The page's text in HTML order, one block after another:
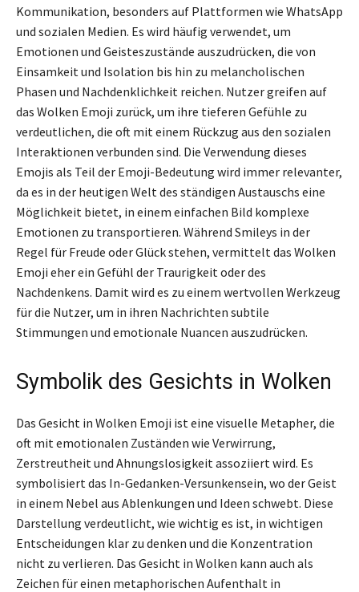
Kommunikation, besonders auf Plattformen wie WhatsApp
und sozialen Medien. Es wird häufig verwendet, um
Emotionen und Geisteszustände auszudrücken, die von
Einsamkeit und Isolation bis hin zu melancholischen
Phasen und Nachdenklichkeit reichen. Nutzer greifen auf
das Wolken Emoji zurück, um ihre tieferen Gefühle zu
verdeutlichen, die oft mit einem Rückzug aus den sozialen
Interaktionen verbunden sind. Die Verwendung dieses
Emojis als Teil der Emoji-Bedeutung wird immer relevanter,
da es in der heutigen Welt des ständigen Austauschs eine
Möglichkeit bietet, in einem einfachen Bild komplexe
Emotionen zu transportieren. Während Smileys in der
Regel für Freude oder Glück stehen, vermittelt das Wolken
Emoji eher ein Gefühl der Traurigkeit oder des
Nachdenkens. Damit wird es zu einem wertvollen Werkzeug
für die Nutzer, um in ihren Nachrichten subtile
Stimmungen und emotionale Nuancen auszudrücken.
Symbolik des Gesichts in Wolken
Das Gesicht in Wolken Emoji ist eine visuelle Metapher, die
oft mit emotionalen Zuständen wie Verwirrung,
Zerstreutheit und Ahnungslosigkeit assoziiert wird. Es
symbolisiert das In-Gedanken-Versunkensein, wo der Geist
in einem Nebel aus Ablenkungen und Ideen schwebt. Diese
Darstellung verdeutlicht, wie wichtig es ist, in wichtigen
Entscheidungen klar zu denken und die Konzentration
nicht zu verlieren. Das Gesicht in Wolken kann auch als
Zeichen für einen metaphorischen Aufenthalt in